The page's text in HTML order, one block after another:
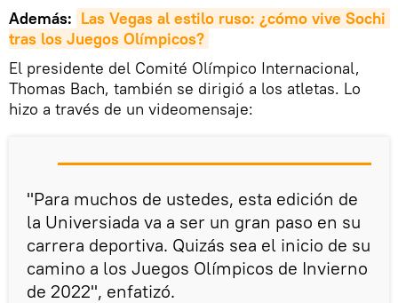
Además: Las Vegas al estilo ruso: ¿cómo vive Sochi
tras los Juegos Olímpicos?
El presidente del Comité Olímpico Internacional,
Thomas Bach, también se dirigió a los atletas. Lo
hizo a través de un videomensaje:
"Para muchos de ustedes, esta edición de
la Universiada va a ser un gran paso en su
carrera deportiva. Quizás sea el inicio de su
camino a los Juegos Olímpicos de Invierno
de 2022", enfatizó.